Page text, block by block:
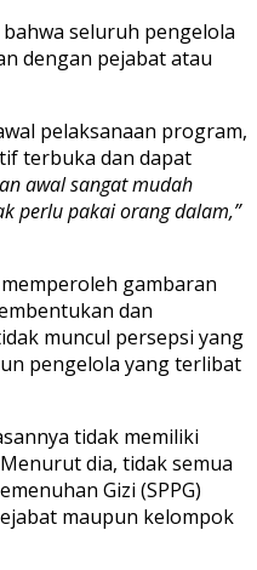
seluruh pengelola
dengan pejabat atau
pelaksanaan program,
terbuka dan dapat
awal sangat mudah
perlu pakai orang dalam,”
gambaran
dan
muncul persepsi yang
pengelola yang terlibat
tidak memiliki
dia, tidak semua
Gizi (SPPG)
maupun kelompok